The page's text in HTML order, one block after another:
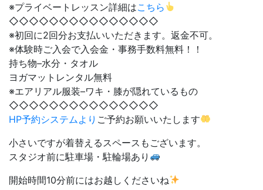
※プライベートレッスン詳細はこちら
◇◇◇◇◇◇◇◇◇◇◇◇◇◇◇
※初回に2回分お支払いいただきます。返金不可。
※体験時ご入会で入会金・事務手数料無料！！
持ち物–水分・タオル
ヨガマットレンタル無料
※エアリアル服装–ワキ・膝が隠れているもの
◇◇◇◇◇◇◇◇◇◇◇◇◇◇◇
HP予約システムより ご予約お願いいたします
小さいですが着替えるスペースもございます。
スタジオ前に駐車場・駐輪場あり
開始時間10分前にはお越しくださいね